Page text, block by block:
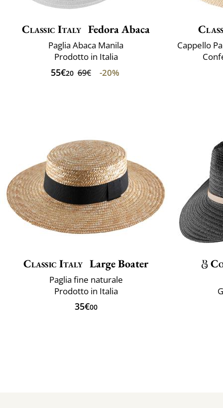
Classic Italy Fedora Abaca
Paglia Abaca Manila
Prodotto in Italia
55€20 69€ -20%
Classic Italy Large Boater
Paglia fine naturale
Prodotto in Italia
35€00